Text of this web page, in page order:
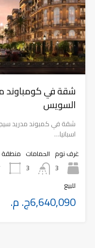
شقة في كومباوند
السويس
شقة في كمبوند مدريد
اسبانيا…
غرف نوم
3
الحمامات
3
منطقة
للبيع
6,640,090ج. م.